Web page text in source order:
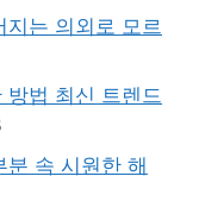
는 의외로 모르
방법 최신 트렌드
분 속 시원한 해